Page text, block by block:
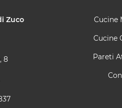
Zuco
8
Cucine
Cucine
Pareti